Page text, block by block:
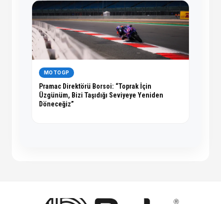
MOTOGP
Pramac Direktörü Borsoi: “Toprak İçin
Üzgünüm, Bizi Taşıdığı Seviyeye Yeniden
Döneceğiz”